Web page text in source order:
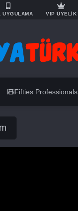
UYGULAMA VIP ÜYELİK
Fifties Professionals